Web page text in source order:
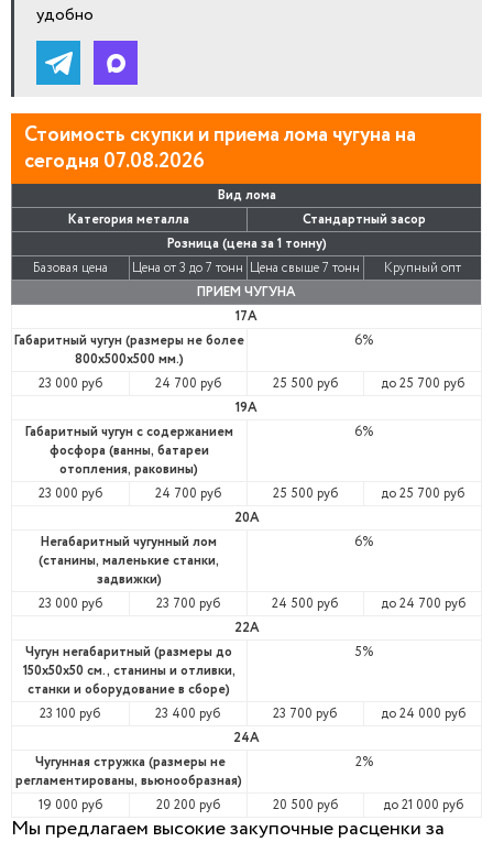
удобно
Стоимость скупки и приема лома чугуна на
сегодня 07.08.2026
Вид лома
Категория металла
Стандартный засор
Розница (цена за 1 тонну)
Крупный опт
Базовая цена Цена от 3 до 7 тонн Цена свыше 7 тонн
ПРИЕМ ЧУГУНА
17А
Габаритный чугун (размеры не более
800х500х500 мм.)
6%
23 000 руб 24 700 руб 25 500 руб
до 25 700 руб
19А
Габаритный чугун с содержанием
фосфора (ванны, батареи
отопления, раковины)
6%
23 000 руб 24 700 руб 25 500 руб
до 25 700 руб
20А
Негабаритный чугунный лом
(станины, маленькие станки,
задвижки)
6%
23 000 руб 23 700 руб 24 500 руб
до 24 700 руб
22А
Чугун негабаритный (размеры до
150х50х50 см., станины и отливки,
станки и оборудование в сборе)
5%
23 100 руб 23 400 руб 23 700 руб
до 24 000 руб
24А
Чугунная стружка (размеры не
регламентированы, вьюнообразная)
2%
19 000 руб 20 200 руб 20 500 руб до 21 000 руб
Мы предлагаем высокие закупочные расценки за